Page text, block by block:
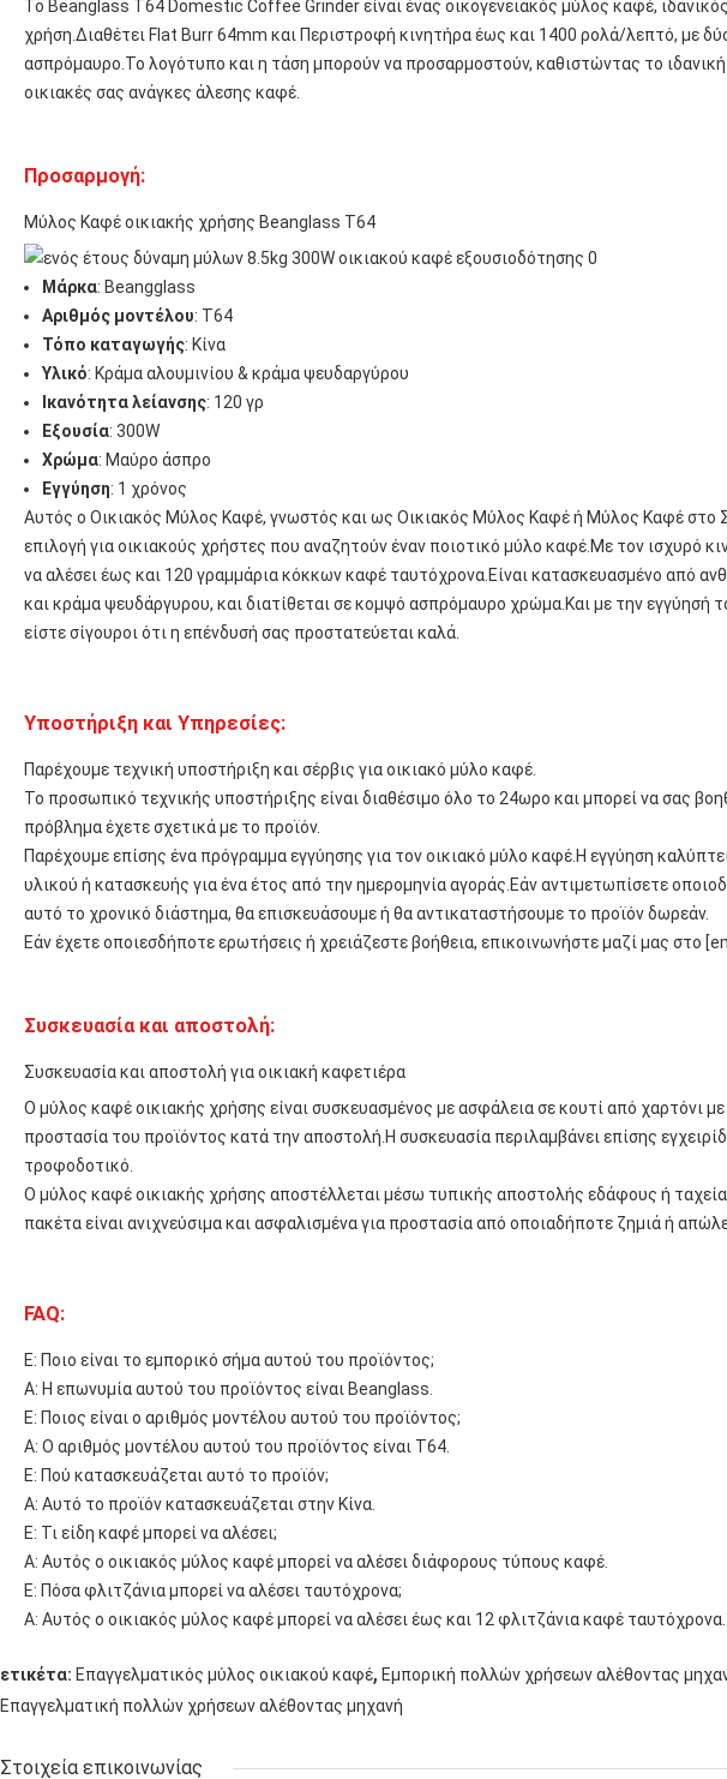
Το Beanglass T64 Domestic Coffee Grinder είναι ένας οικογενειακός μύλος καφέ, ιδανικός
χρήση.Διαθέτει Flat Burr 64mm και Περιστροφή κινητήρα έως και 1400 ρολά/λεπτό, με
ασπρόμαυρο.Το λογότυπο και η τάση μπορούν να προσαρμοστούν, καθιστώντας το ιδανική
οικιακές σας ανάγκες άλεσης καφέ.
Προσαρμογή:
Μύλος Καφέ οικιακής χρήσης Beanglass T64
Μάρκα: Beangglass
Αριθμός μοντέλου: T64
Τόπο καταγωγής: Κίνα
Υλικό: Κράμα αλουμινίου & κράμα ψευδαργύρου
Ικανότητα λείανσης: 120 γρ
Εξουσία: 300W
Χρώμα: Μαύρο άσπρο
Εγγύηση: 1 χρόνος
Αυτός ο Οικιακός Μύλος Καφέ, γνωστός και ως Οικιακός Μύλος Καφέ ή Μύλος Καφέ στο
επιλογή για οικιακούς χρήστες που αναζητούν έναν ποιοτικό μύλο καφέ.Με τον ισχυρό
να αλέσει έως και 120 γραμμάρια κόκκων καφέ ταυτόχρονα.Είναι κατασκευασμένο από
και κράμα ψευδάργυρου, και διατίθεται σε κομψό ασπρόμαυρο χρώμα.Και με την εγγύησή
είστε σίγουροι ότι η επένδυσή σας προστατεύεται καλά.
Υποστήριξη και Υπηρεσίες:
Παρέχουμε τεχνική υποστήριξη και σέρβις για οικιακό μύλο καφέ.
Το προσωπικό τεχνικής υποστήριξης είναι διαθέσιμο όλο το 24ωρο και μπορεί να σας
πρόβλημα έχετε σχετικά με το προϊόν.
Παρέχουμε επίσης ένα πρόγραμμα εγγύησης για τον οικιακό μύλο καφέ.Η εγγύηση
υλικού ή κατασκευής για ένα έτος από την ημερομηνία αγοράς.Εάν αντιμετωπίσετε
αυτό το χρονικό διάστημα, θα επισκευάσουμε ή θα αντικαταστήσουμε το προϊόν δωρεάν.
Εάν έχετε οποιεσδήποτε ερωτήσεις ή χρειάζεστε βοήθεια, επικοινωνήστε μαζί μας στο
Συσκευασία και αποστολή:
Συσκευασία και αποστολή για οικιακή καφετιέρα
Ο μύλος καφέ οικιακής χρήσης είναι συσκευασμένος με ασφάλεια σε κουτί από χαρτόνι
προστασία του προϊόντος κατά την αποστολή.Η συσκευασία περιλαμβάνει επίσης
τροφοδοτικό.
Ο μύλος καφέ οικιακής χρήσης αποστέλλεται μέσω τυπικής αποστολής εδάφους ή
πακέτα είναι ανιχνεύσιμα και ασφαλισμένα για προστασία από οποιαδήποτε ζημιά ή
FAQ:
Ε: Ποιο είναι το εμπορικό σήμα αυτού του προϊόντος;
Α: Η επωνυμία αυτού του προϊόντος είναι Beanglass.
Ε: Ποιος είναι ο αριθμός μοντέλου αυτού του προϊόντος;
Α: Ο αριθμός μοντέλου αυτού του προϊόντος είναι T64.
Ε: Πού κατασκευάζεται αυτό το προϊόν;
Α: Αυτό το προϊόν κατασκευάζεται στην Κίνα.
Ε: Τι είδη καφέ μπορεί να αλέσει;
Α: Αυτός ο οικιακός μύλος καφέ μπορεί να αλέσει διάφορους τύπους καφέ.
Ε: Πόσα φλιτζάνια μπορεί να αλέσει ταυτόχρονα;
Α: Αυτός ο οικιακός μύλος καφέ μπορεί να αλέσει έως και 12 φλιτζάνια καφέ ταυτόχρονα.
ετικέτα: Επαγγελματικός μύλος οικιακού καφέ, Εμπορική πολλών χρήσεων αλέθοντας
Επαγγελματική πολλών χρήσεων αλέθοντας μηχανή
Στοιχεία επικοινωνίας